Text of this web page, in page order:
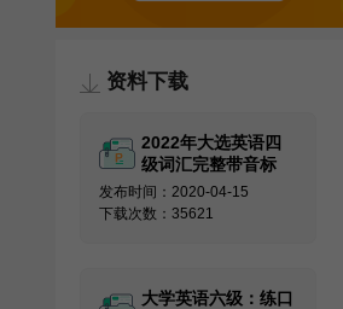
资料下载
2022年大选英语四
级词汇完整带音标
发布时间：2020-04-15
下载次数：35621
大学英语六级：练口